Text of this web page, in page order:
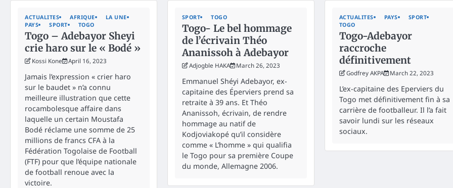
ACTUALITES AFRIQUE
LA UNE
PAYS
SPORT TOGO
Togo – Adebayor Sheyi
crie haro sur le « Bodé »
Kossi Kone April 16, 2023
Jamais l’expression « crier haro
sur le baudet » n’a connu
meilleure illustration que cette
rocambolesque affaire dans
laquelle un certain Moustafa
Bodé réclame une somme de 25
millions de francs CFA à la
Fédération Togolaise de Football
(FTF) pour que l’équipe nationale
de football renoue avec la
victoire.
SPORT TOGO
Togo- Le bel hommage
de l’écrivain Théo
Ananissoh à Adebayor
Adjogble HAKA March 26, 2023
Emmanuel Shéyi Adebayor, ex-
capitaine des Éperviers prend sa
retraite à 39 ans. Et Théo
Ananissoh, écrivain, de rendre
hommage au natif de
Kodjoviakopé qu’il considère
comme « L’homme » qui qualifia
le Togo pour sa première Coupe
du monde, Allemagne 2006.
ACTUALITES PAYS
SPORT
TOGO
Togo-Adebayor
raccroche
définitivement
Godfrey AKPA March 22, 2023
L’ex-capitaine des Eperviers du
Togo met définitivement fin à sa
carrière de footballeur. Il l’a fait
savoir lundi sur les réseaux
sociaux.